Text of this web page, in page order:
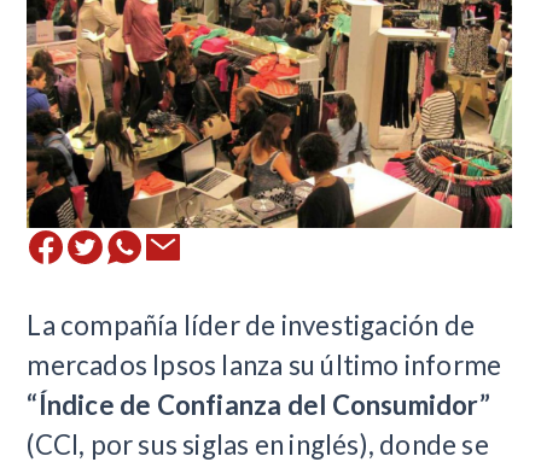
La compañía líder de investigación de
mercados Ipsos lanza su último informe
“Índice de Confianza del Consumidor”
(CCI, por sus siglas en inglés), donde se